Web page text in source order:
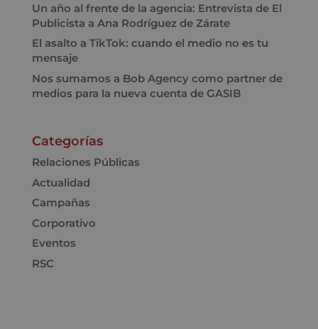
Un año al frente de la agencia: Entrevista de El
Publicista a Ana Rodríguez de Zárate
El asalto a TikTok: cuando el medio no es tu
mensaje
Nos sumamos a Bob Agency como partner de
medios para la nueva cuenta de GASIB
Categorías
Relaciones Públicas
Actualidad
Campañas
Corporativo
Eventos
RSC